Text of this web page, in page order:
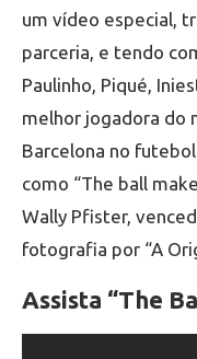
um vídeo especial,
parceria, e tendo
Paulinho, Piqué,
melhor jogadora do
Barcelona no
como “The ball
Wally Pfister,
fotografia por “A
Assista “The